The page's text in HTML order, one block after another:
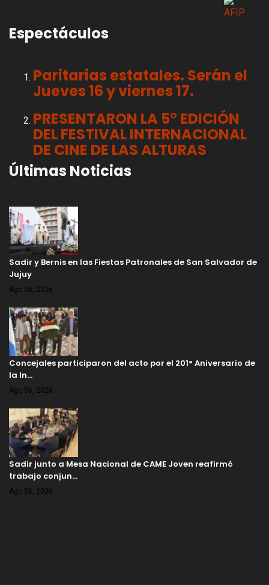
Espectáculos
Paritarias estatales. Serán el
Jueves 16 y viernes 17.
PRESENTARON LA 5° EDICIÓN
DEL FESTIVAL INTERNACIONAL
DE CINE DE LAS ALTURAS
Últimas Noticias
Sadir y Bernis en las Fiestas Patronales de San Salvador de
Jujuy
Ago 06, 2026
Concejales participaron del acto por el 201° Aniversario de
la In…
Ago 06, 2026
Sadir junto a Mesa Nacional de CAME Joven reafirmó
trabajo conjun…
Ago 06, 2026